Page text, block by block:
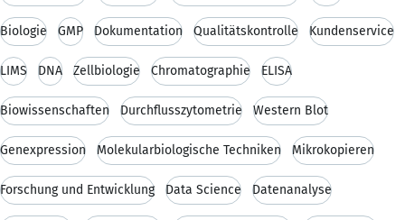
Biologie GMP Dokumentation Qualitätskontrolle Kundenservice
LIMS DNA Zellbiologie Chromatographie ELISA
Biowissenschaften Durchflusszytometrie Western Blot
Genexpression Molekularbiologische Techniken Mikrokopieren
Forschung und Entwicklung Data Science Datenanalyse